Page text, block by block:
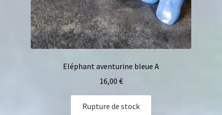
Eléphant aventurine bleue A
16,00 €
Rupture de stock